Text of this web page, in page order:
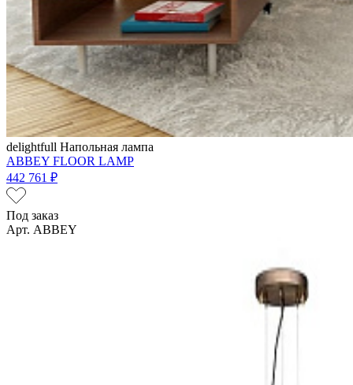
delightfull Напольная лампа
ABBEY FLOOR LAMP
442 761 ₽
Под заказ
Арт. ABBEY